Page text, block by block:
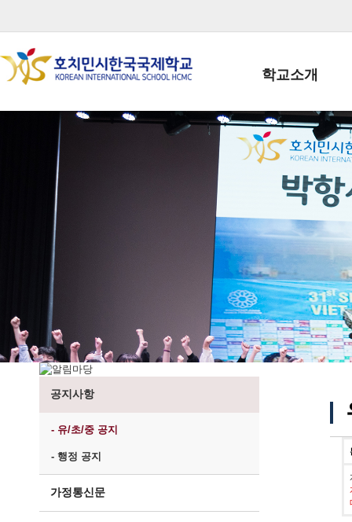
학교소개
학교장인사말
학생회장인사말
학교상징
학교 CI
교직원현황
학생현황
위치/전화
전경사진
공지사항
- 유/초/중 공지
- 행정 공지
가정통신문